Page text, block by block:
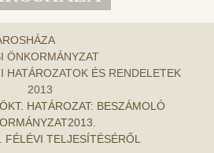
ÖNKORMÁNYZAT
HATÁROZATOK ÉS RENDELETEK
2013
HATÁROZAT: BESZÁMOLÓ
TELJESÍTÉSÉRŐL